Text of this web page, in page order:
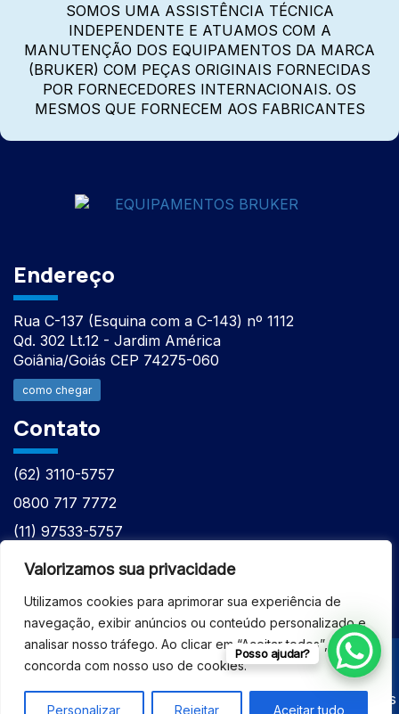
Valorizamos sua privacidade
Utilizamos cookies para aprimorar sua experiência de
navegação, exibir anúncios ou conteúdo personalizado e
analisar nosso tráfego. Ao clicar em “Aceitar todos”, você
concorda com nosso uso de cookies.
Personalizar Rejeitar Aceitar tudo
SOMOS UMA ASSISTÊNCIA TÉCNICA
INDEPENDENTE E ATUAMOS COM A
MANUTENÇÃO DOS EQUIPAMENTOS DA MARCA
(BRUKER) COM PEÇAS ORIGINAIS FORNECIDAS
POR FORNECEDORES INTERNACIONAIS. OS
MESMOS QUE FORNECEM AOS FABRICANTES
Endereço
Rua C-137 (Esquina com a C-143) nº 1112
Qd. 302 Lt.12 - Jardim América
Goiânia/Goiás CEP 74275-060
como chegar
Contato
(62) 3110-5757
0800 717 7772
(11) 97533-5757
(62) 98610-7777
© 2026 - ASSISTÊNCIA TÉCNICA ESPECIALIZADA
EQUIPAMENTOS BRUKER - Todos os direitos reservados
Posso ajudar?